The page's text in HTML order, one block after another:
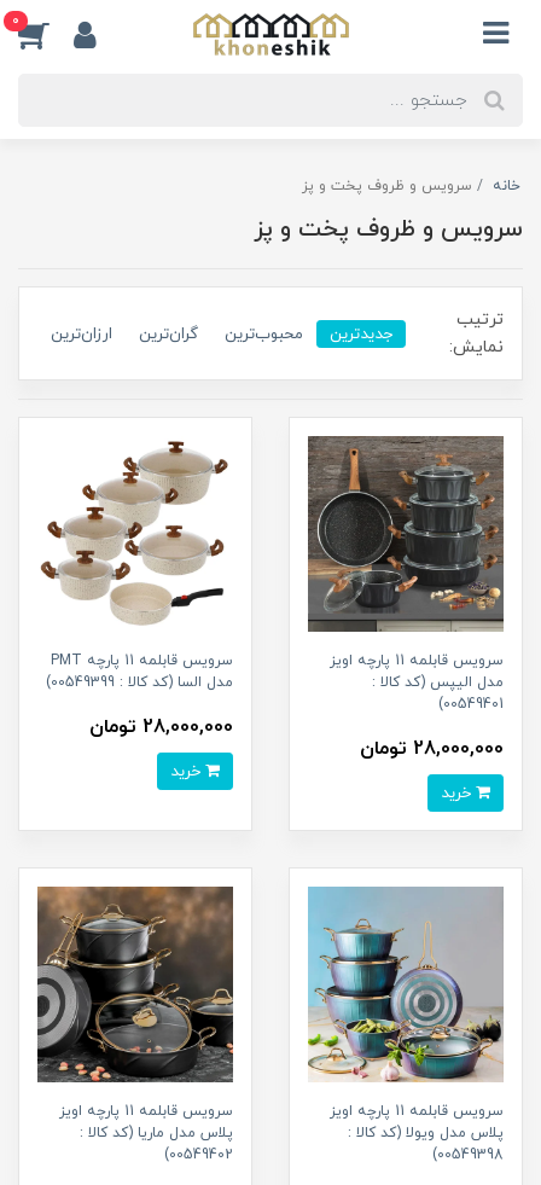
0
خانه سرویس و ظروف پخت و پز
سرویس و ظروف پخت و پز
ترتیب
نمایش:
جدیدترین محبوب‌ترین گران‌ترین ارزان‌ترین
سرویس قابلمه 11 پارچه اویز
مدل الیپس (کد کالا :
00549401)
28,000,000 تومان
سرویس قابلمه 11 پارچه PMT
مدل السا (کد کالا : 00549399)
28,000,000 تومان
سرویس قابلمه 11 پارچه اویز
پلاس مدل ویولا (کد کالا :
00549398)
سرویس قابلمه 11 پارچه اویز
پلاس مدل ماریا (کد کالا :
00549402)